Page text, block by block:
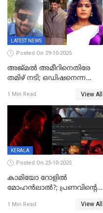
LATEST NEWS
Posted On 29-10-2025
അജ്മല്‍ അമീറിനെതിരേ
തമിഴ് നടി; ഒഡിഷനെന്ന
വിളിച്ചു, മോശം പെരുമാറ്റം
1 Min Read View All
KERALA
Posted On 25-10-2025
കാമിയോ റോളിൽ
മോഹൻലാൽ?; പ്രണവിന്റെ
പിന്നാലെ ഡിപി; ചർച്ചയായി
1 Min Read View All